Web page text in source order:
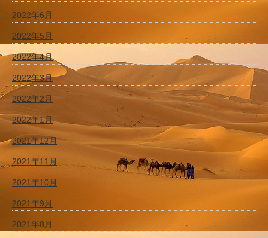
2022年6月
2022年5月
2022年4月
2022年3月
2022年2月
2022年1月
2021年12月
2021年11月
2021年10月
2021年9月
2021年8月